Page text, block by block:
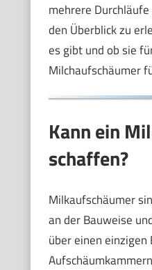
mehrere
den Überblick zu
es gibt und ob sie
Milchaufschäumer
Kann ein
schaffen?
Milkaufschäumer
an der Bauweise
über einen